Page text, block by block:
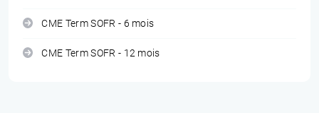
CME Term SOFR - 6 mois
CME Term SOFR - 12 mois